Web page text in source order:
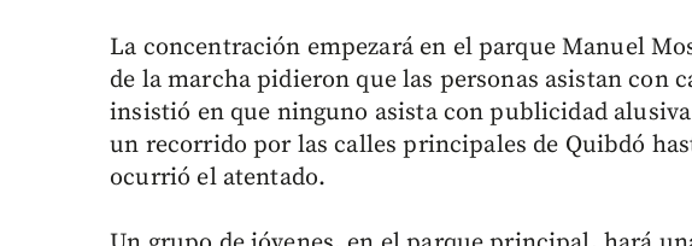
La concentración empezará en el parque Manuel
de la marcha pidieron que las personas asistan con
insistió en que ninguno asista con publicidad
un recorrido por las calles principales de Quibdó
ocurrió el atentado.